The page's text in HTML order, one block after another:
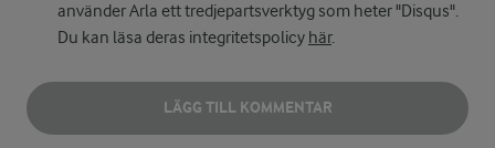
använder Arla ett tredjepartsverktyg som heter "Disqus".
Du kan läsa deras integritetspolicy här.
LÄGG TILL KOMMENTAR